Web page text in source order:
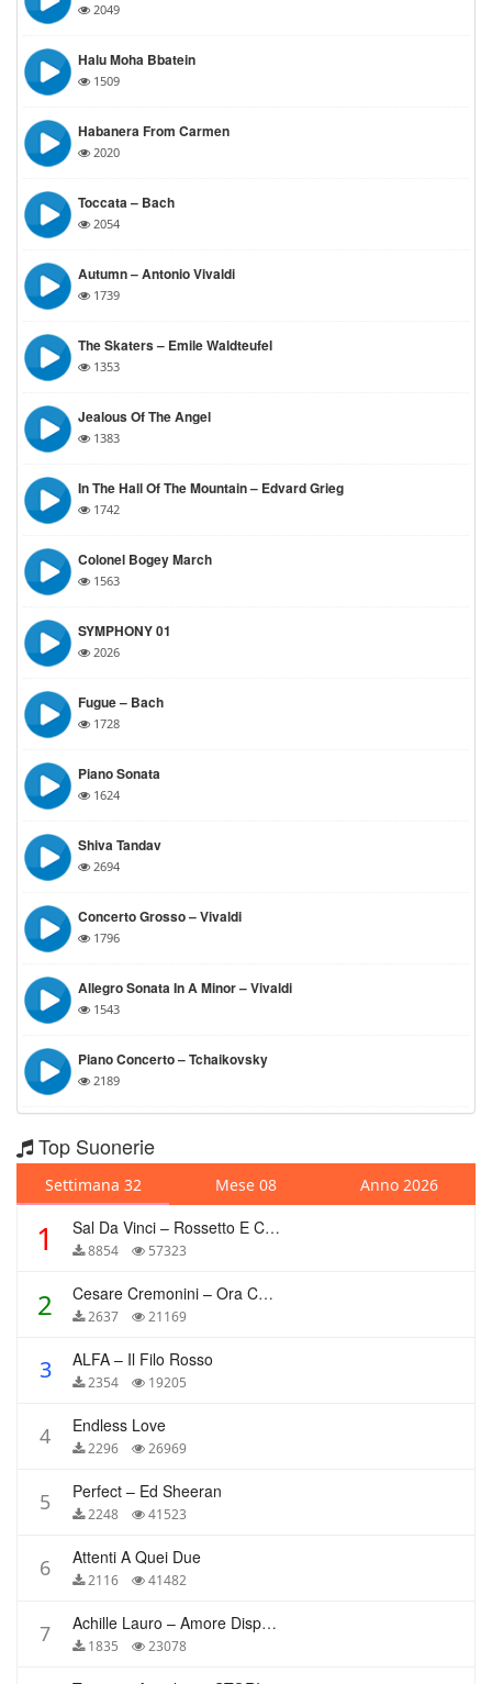
2049
Halu Moha Bbatein
1509
Habanera From Carmen
2020
Toccata – Bach
2054
Autumn – Antonio Vivaldi
1739
The Skaters – Emile Waldteufel
1353
Jealous Of The Angel
1383
In The Hall Of The Mountain – Edvard Grieg
1742
Colonel Bogey March
1563
SYMPHONY 01
2026
Fugue – Bach
1728
Piano Sonata
1624
Shiva Tandav
2694
Concerto Grosso – Vivaldi
1796
Allegro Sonata In A Minor – Vivaldi
1543
Piano Concerto – Tchaikovsky
2189
Top Suonerie
Settimana 32 Mese 08 Anno 2026
1 Sal Da Vinci – Rossetto E Caffè
8854 57323
2 Cesare Cremonini – Ora Che Non Ho Più Te
2637 21169
3 ALFA – Il Filo Rosso
2354 19205
4 Endless Love
2296 26969
5 Perfect – Ed Sheeran
2248 41523
6 Attenti A Quei Due
2116 41482
7 Achille Lauro – Amore Disperato
1835 23078